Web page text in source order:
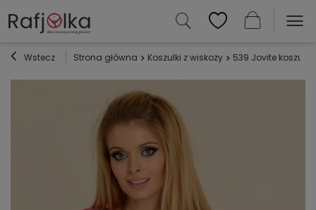
Wstecz Strona główna Koszulki z wiskozy 539 Jovite